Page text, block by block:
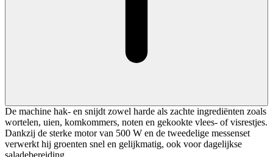
De machine hak- en snijdt zowel harde als zachte ingrediënten zoals
wortelen, uien, komkommers, noten en gekookte vlees- of visrestjes.
Dankzij de sterke motor van 500 W en de tweedelige messenset
verwerkt hij groenten snel en gelijkmatig, ook voor dagelijkse